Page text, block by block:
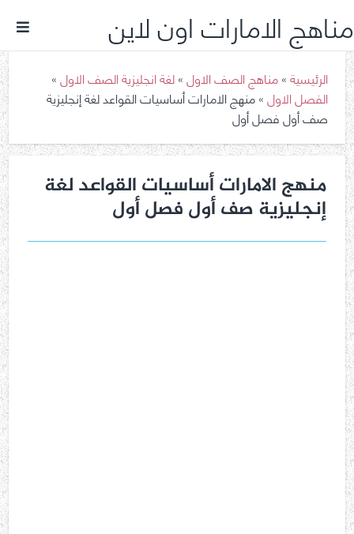
مناهج الامارات اون لاين
الرئيسية»مناهج الصف الاول»لغة انجليزية الصف الاول»
الفصل الاول»منهج الامارات أساسيات القواعد لغة إنجليزية
صف أول فصل أول
منهج الامارات أساسيات القواعد لغة
إنجليزية صف أول فصل أول